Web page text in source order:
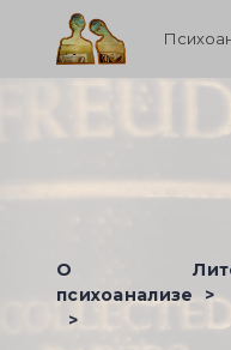
О
психоанализе